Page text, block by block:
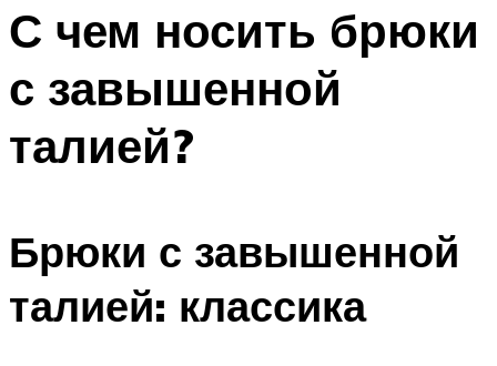
С чем носить брюки
с завышенной
талией?
Брюки с завышенной
талией: классика